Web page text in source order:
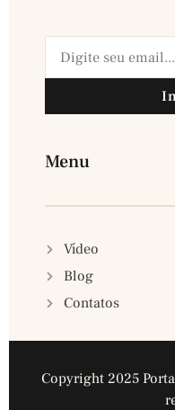
Menu
Vídeo
Blog
Contatos
Copyright 2025